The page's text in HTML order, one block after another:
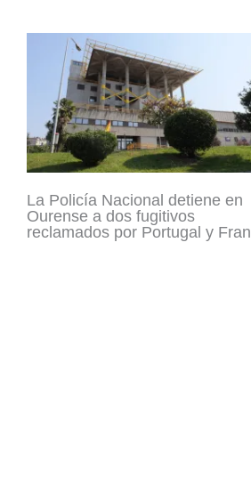
La Policía Nacional detiene en
Ourense a dos fugitivos
reclamados por Portugal y